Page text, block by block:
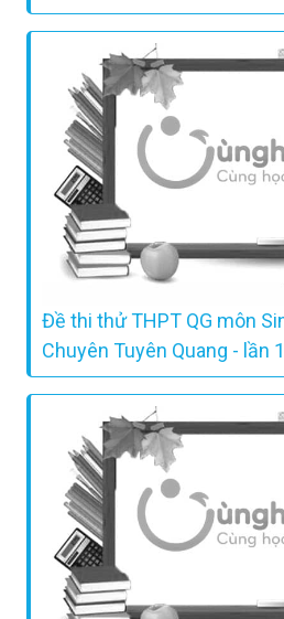
giải chi tiết)
Đề thi thử THPT QG môn
Chuyên Tuyên Quang - lần
giải chi tiết)